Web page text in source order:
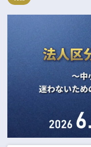
法人の皆様へ
月次決算・税務顧問・
税務セカンドオピニオン
組織再編税制・国際税務
四半期決算サポート
会社設立（スタートア
決算開示書類（有報・
人事労務アウトソーシン
労使トラブル対応
労務デューデリジェンス
企業法務・法務顧問・
コンサルティングサー
FAS（財務デューデリジ
M＆A